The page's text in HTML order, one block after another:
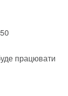
50
працювати